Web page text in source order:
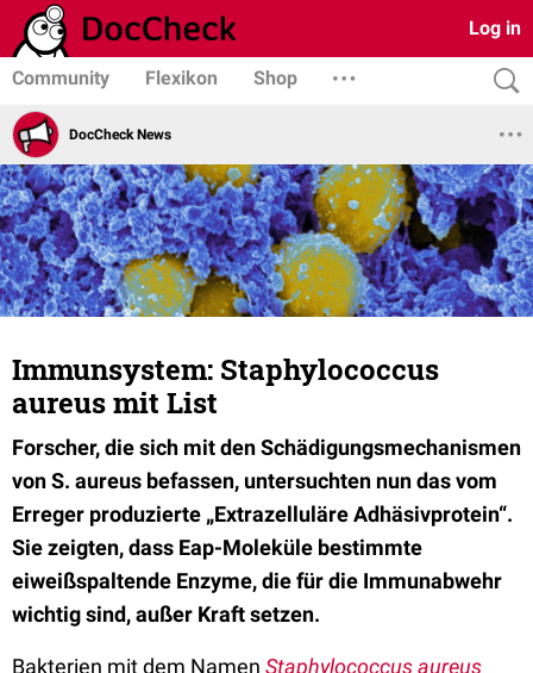
Log in
Community Flexikon Shop
DocCheck News
Immunsystem: Staphylococcus
aureus mit List
Forscher, die sich mit den Schädigungsmechanismen
von S. aureus befassen, untersuchten nun das vom
Erreger produzierte „Extrazelluläre Adhäsivprotein“.
Sie zeigten, dass Eap-Moleküle bestimmte
eiweißspaltende Enzyme, die für die Immunabwehr
wichtig sind, außer Kraft setzen.
Bakterien mit dem Namen Staphylococcus aureus